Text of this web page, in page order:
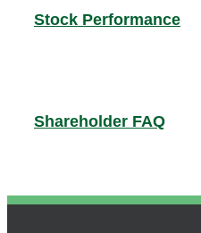
Stock Performance
Shareholder FAQ